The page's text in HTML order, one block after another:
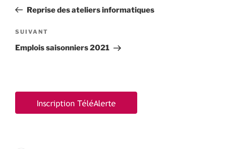
l’article
précédent
Reprise des ateliers informatiques
Article
suivant
SUIVANT
Emplois saisonniers 2021